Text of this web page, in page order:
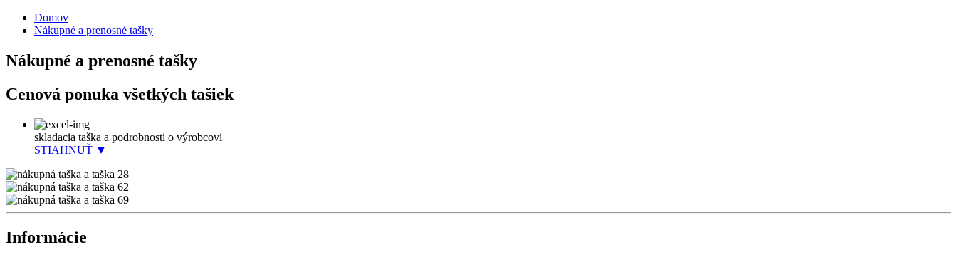
Domov
Nákupné a prenosné tašky
Nákupné a prenosné tašky
Cenová ponuka všetkých tašiek
skladacia taška a podrobnosti o výrobcovi
STIAHNUŤ ▼
Informácie